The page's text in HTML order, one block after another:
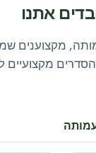
אתנו
מקצוענים
מקצועיים